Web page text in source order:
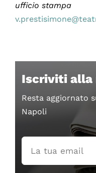
ufficio stampa
Iscriviti
Resta aggiornato
Napoli